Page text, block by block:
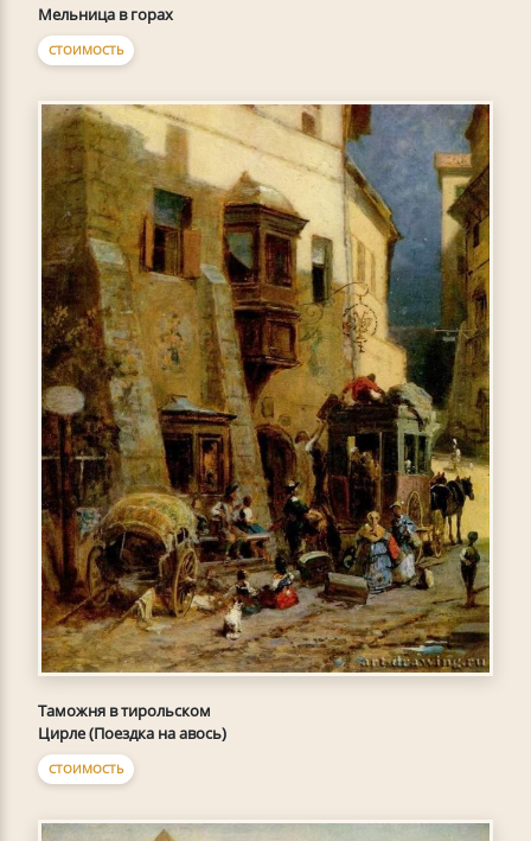
Мельница в горах
СТОИМОСТЬ
Таможня в тирольском
Цирле (Поездка на авось)
СТОИМОСТЬ